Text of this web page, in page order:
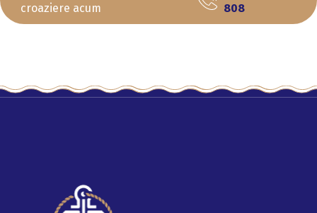
croaziere acum
808